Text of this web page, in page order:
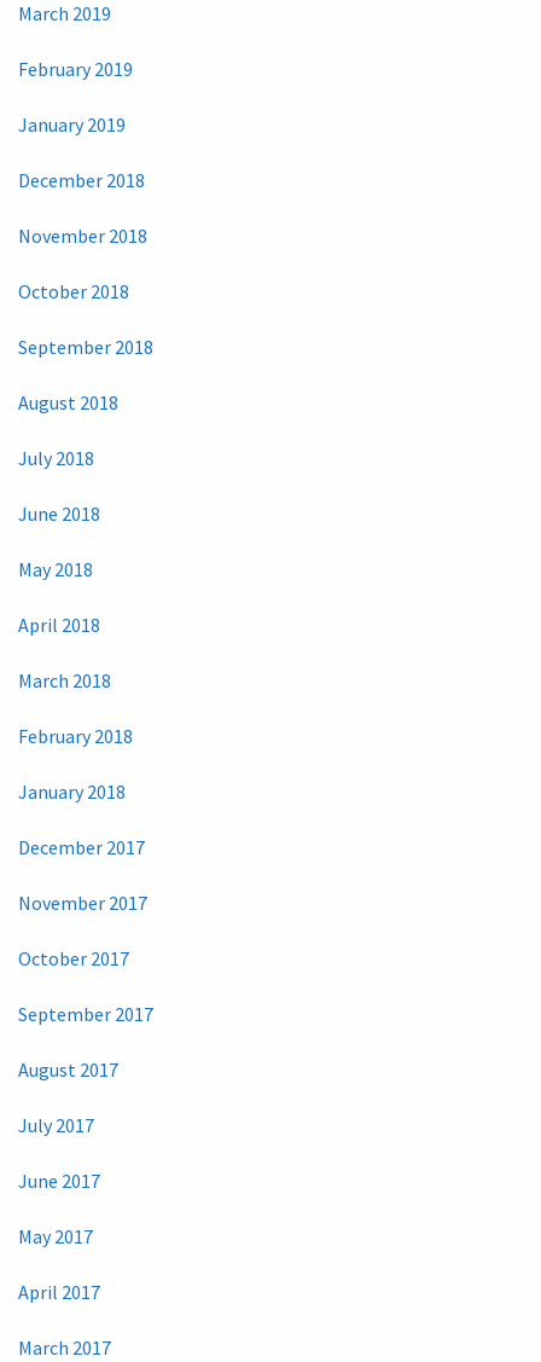
March 2019
February 2019
January 2019
December 2018
November 2018
October 2018
September 2018
August 2018
July 2018
June 2018
May 2018
April 2018
March 2018
February 2018
January 2018
December 2017
November 2017
October 2017
September 2017
August 2017
July 2017
June 2017
May 2017
April 2017
March 2017